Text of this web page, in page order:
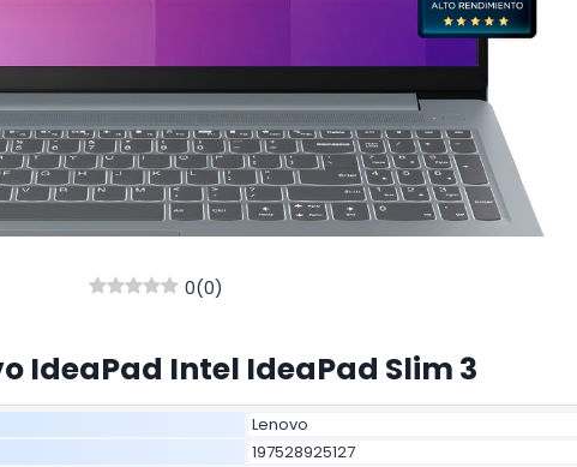
0(0)
IdeaPad Intel IdeaPad Slim 3
Lenovo
197528925127